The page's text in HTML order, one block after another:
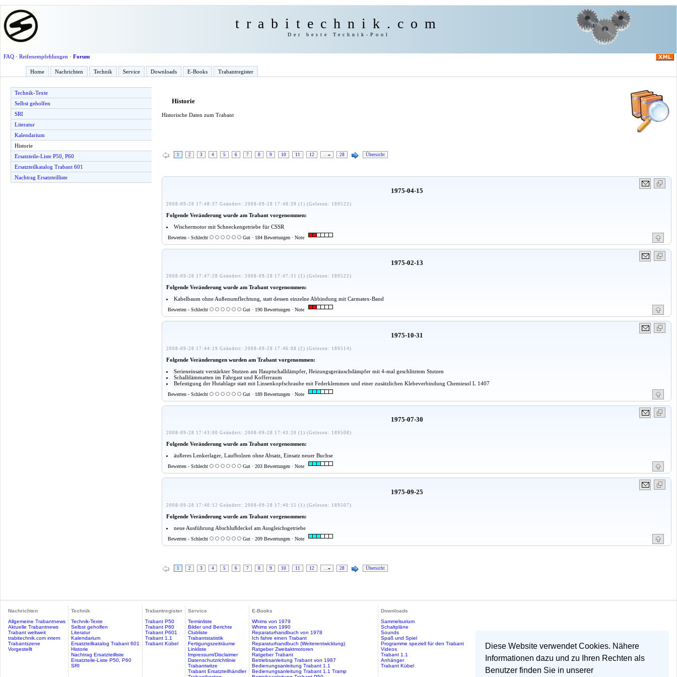
Diese Website verwendet Cookies. Nähere
Informationen dazu und zu Ihren Rechten als
Benutzer finden Sie in unserer
trabitechnik.com
Der beste Technik-Pool
FAQ· Reifenempfehlungen · Forum
Home Nachrichten Technik Service Downloads E-Books Trabantregister
Technik-Texte
Selbst geholfen
SRI
Literatur
Kalendarium
Historie
Ersatzteile-Liste P50, P60
Ersatzteilkatalog Trabant 601
Nachtrag Ersatzteilliste
Historie
Historische Daten zum Trabant
1 2 3 4 5 6 7 8 9 10 11 12 … 28 Übersicht
1975-04-15
2008-09-28 17:48:37 Geändert: 2008-09-28 17:48:39 (1) (Gelesen: 189522)
Folgende Veränderung wurde am Trabant vorgenommen:
Wischermotor mit Schneckengetriebe für CSSR
Bewerten - Schlecht Gut · 184 Bewertungen · Note
1975-02-13
2008-09-28 17:47:28 Geändert: 2008-09-28 17:47:31 (1) (Gelesen: 189522)
Folgende Veränderung wurde am Trabant vorgenommen:
Kabelbaum ohne Außenumflechtung, statt dessen einzelne Abbindung mit Carmatex-Band
Bewerten - Schlecht Gut · 190 Bewertungen · Note
1975-10-31
2008-09-28 17:44:19 Geändert: 2008-09-28 17:46:08 (2) (Gelesen: 189514)
Folgende Veränderungen wurden am Trabant vorgenommen:
Serieneinsatz verstärkter Stutzen am Hauptschalldämpfer, Heizungsgeräuschdämpfer mit 4-mal geschlitztem Stutzen
Schalldämmatten im Fahrgast und Kofferraum
Befestigung der Hutablage statt mit Linsenkopfschraube mit Federklemmen und einer zusätzlichen Klebeverbindung Chemiesol L 1407
Bewerten - Schlecht Gut · 189 Bewertungen · Note
1975-07-30
2008-09-28 17:43:00 Geändert: 2008-09-28 17:43:20 (1) (Gelesen: 189508)
Folgende Veränderung wurde am Trabant vorgenommen:
äußeres Lenkerlager, Laufbolzen ohne Absatz, Einsatz neuer Buchse
Bewerten - Schlecht Gut · 203 Bewertungen · Note
1975-09-25
2008-09-28 17:40:12 Geändert: 2008-09-28 17:40:15 (1) (Gelesen: 189507)
Folgende Veränderung wurde am Trabant vorgenommen:
neue Ausführung Abschlußdeckel am Ausgleichsgetriebe
Bewerten - Schlecht Gut · 209 Bewertungen · Note
1 2 3 4 5 6 7 8 9 10 11 12 … 28 Übersicht
Nachrichten
Allgemeine Trabantnews
Aktuelle Trabantnews
Trabant weltweit
trabitechnik.com intern
Trabantszene
Vorgestellt
Technik
Technik-Texte
Selbst geholfen
Literatur
Kalendarium
Ersatzteilkatalog Trabant 601
Historie
Nachtrag Ersatzteilliste
Ersatzteile-Liste P50, P60
SRI
Trabantregister
Trabant P50
Trabant P60
Trabant P601
Trabant 1.1
Trabant Kübel
Service
Terminliste
Bilder und Berichte
Clubliste
Trabantstatistik
Fertigungszeiträume
Linkliste
Impressum/Disclaimer
Datenschutzrichtlinie
Trabantwitze
Trabant Ersatzteilhändler
E-Books
Whims von 1979
Whims von 1990
Reparaturhandbuch von 1978
Ich fahre einen Trabant
Reparaturhandbuch (Weiterentwicklung)
Ratgeber Zweitaktmotoren
Ratgeber Trabant
Betriebsanleitung Trabant von 1987
Bedienungsanleitung Trabant 1.1
Bedienungsanleitung Trabant 1.1 Tramp
Downloads
Sammelsurium
Schaltpläne
Sounds
Spaß und Spiel
Programme speziell für den Trabant
Videos
Trabant 1.1
Anhänger
Trabant Kübel